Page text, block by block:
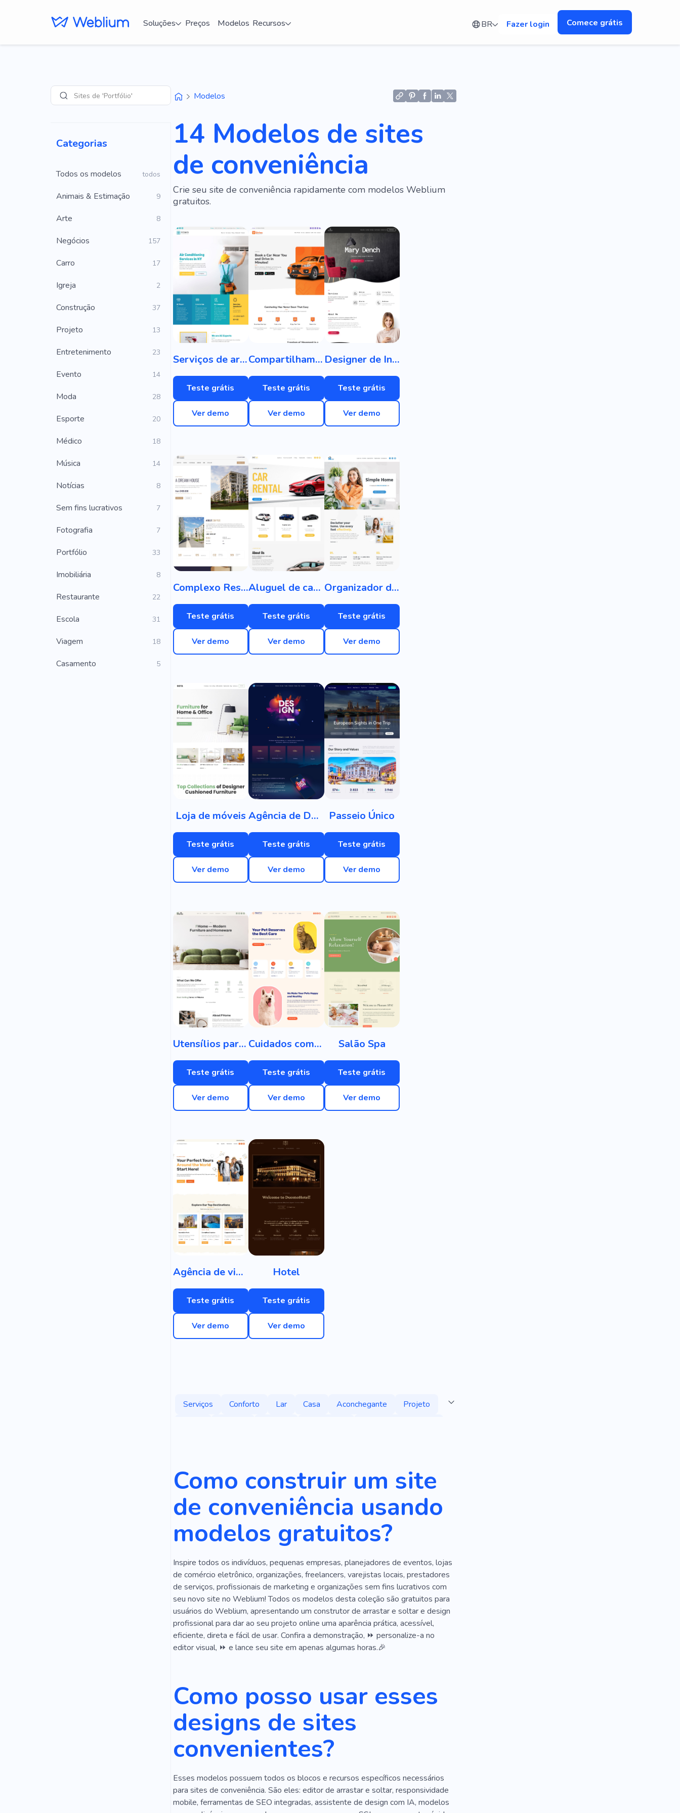
Soluções Preços Modelos Recursos BR Fazer login Comece grátis
Pesquisar
Sites de 'Portfólio'
Categorias
Todos os modelos todos
Animais & Estimação 9
Arte 8
Negócios 157
Carro 17
Igreja 2
Construção 37
Projeto 13
Entretenimento 23
Evento 14
Moda 28
Esporte 20
Médico 18
Música 14
Notícias 8
Sem fins lucrativos 7
Fotografia 7
Portfólio 33
Imobiliária 8
Restaurante 22
Escola 31
Viagem 18
Casamento 5
Modelos
14 Modelos de sites
de conveniência
Crie seu site de conveniência rapidamente com modelos Weblium
gratuitos.
Serviços de ar condicionado
Teste grátis
Ver demo
Compartilhamento de carro
Teste grátis
Ver demo
Designer de Interiores
Teste grátis
Ver demo
Complexo Residencial
Teste grátis
Ver demo
Aluguel de carro
Teste grátis
Ver demo
Organizador doméstico
Teste grátis
Ver demo
Loja de móveis
Teste grátis
Ver demo
Agência de Design
Teste grátis
Ver demo
Passeio Único
Teste grátis
Ver demo
Utensílios para casa
Teste grátis
Ver demo
Cuidados com animais de estimação
Teste grátis
Ver demo
Salão Spa
Teste grátis
Ver demo
Agência de viagens
Teste grátis
Ver demo
Hotel
Teste grátis
Ver demo
Serviços Conforto Lar Casa Aconchegante
Projeto
Estacionamento
Especialista Criativo
Cadeiras
Apartamento
Plano Segurança
Vida Em Estilo Resort
Aluguel Companhias Aéreas Feliz
Simplicidade
Consulta
Resfriamento Temperatura
Comissário De Bordo
Quente
Manutenção Aparelho
Eletrodomésticos
Compartilhamento De Carro
Andar De Motorista
Automóvel
Veículo
Alugar Funcional Minimalismo
Alta Qualidade
Material
Definir Móveis On-line Móveis De Sala
Jardim
Cavalgando
Caminho Spa Automático Iate Voo
Frota
Taxista
Serviço De Táxi Motor Efeito
Solução
Eficiente Lavanderia Aspirador De Pó
Tatuagem
Turismo Jornada Aventura
Lazer
Estilo De Vida
Atividade Geografia País Fora Do País
Como construir um site
de conveniência usando
modelos gratuitos?
Inspire todos os indivíduos, pequenas empresas, planejadores de eventos, lojas
de comércio eletrônico, organizações, freelancers, varejistas locais, prestadores
de serviços, profissionais de marketing e organizações sem fins lucrativos com
seu novo site no Weblium! Todos os modelos desta coleção são gratuitos para
usuários do Weblium, apresentando um construtor de arrastar e soltar e design
profissional para dar ao seu projeto online uma aparência prática, acessível,
eficiente, direta e fácil de usar. Confira a demonstração, ⏩ personalize-a no
editor visual, ⏩ e lance seu site em apenas algumas horas.🎉
Como posso usar esses
designs de sites
convenientes?
Esses modelos possuem todos os blocos e recursos específicos necessários
para sites de conveniência. São eles: editor de arrastar e soltar, responsividade
mobile, ferramentas de SEO integradas, assistente de design com IA, modelos